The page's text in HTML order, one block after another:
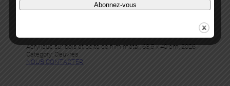
Levalet
Acrylique sur bois et boite de film métal, 63,5 x 40 cm, 2026
Category: Oeuvres
NOUS CONTACTER
Abonnez-vous